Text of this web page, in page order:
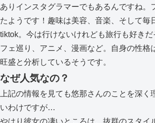
ありインスタグラマーでもあるんですね。
たようです！趣味は美容、音楽、そして毎
tiktok。今は行けないけれども旅行も好き
フェ巡り、アニメ、漫画など。自身の性格
旺盛と分析しているそうです。
なぜ人気なの？
上記の情報を見ても悠那さんのことを深く
いわけですが…